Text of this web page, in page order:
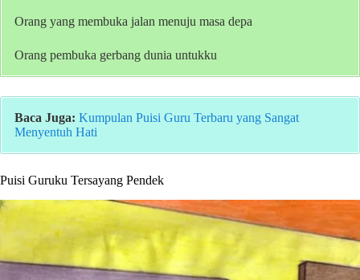
Orang yang membuka jalan menuju masa depa
Orang pembuka gerbang dunia untukku
Baca Juga: Kumpulan Puisi Guru Terbaru yang Sangat
Menyentuh Hati
Puisi Guruku Tersayang Pendek